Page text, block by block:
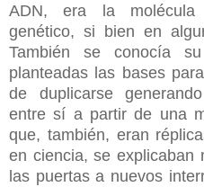
ADN, era la molécula
genético, si bien en
También se conocía
planteadas las bases
de duplicarse
entre sí a partir de una
que, también, eran
en ciencia, se explicaban
las puertas a nuevos